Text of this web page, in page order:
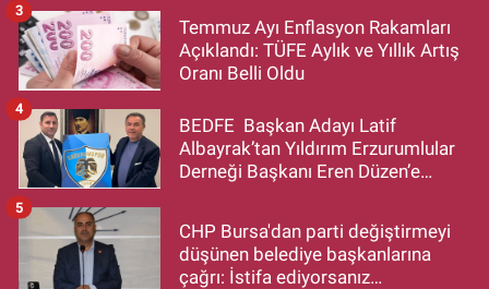
Temmuz Ayı Enflasyon Rakamları
Açıklandı: TÜFE Aylık ve Yıllık Artış
Oranı Belli Oldu
3
BEDFE Başkan Adayı Latif
Albayrak’tan Yıldırım Erzurumlular
Derneği Başkanı Eren Düzen’e
4
CHP Bursa'dan parti değiştirmeyi
düşünen belediye başkanlarına
çağrı: İstifa ediyorsanız
5